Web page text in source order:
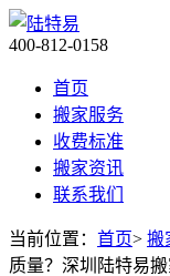
400-812-0158
首页
搬家服务
收费标准
搬家资讯
联系我们
当前位置： 首页> 搬
质量？深圳陆特易